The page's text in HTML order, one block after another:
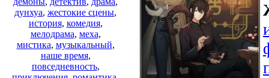
дунхуа, жестокие сцены,
история, комедия,
мелодрама, меха,
мистика, музыкальный,
наше время,
повседневность,